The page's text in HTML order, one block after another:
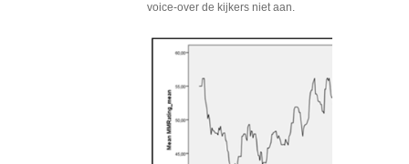
voice-over de kijkers niet aan.